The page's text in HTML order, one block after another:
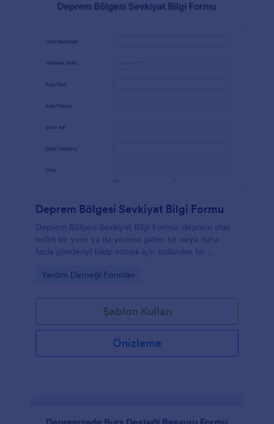
Deprem Bölgesi Sevkiyat Bilgi Formu
Deprem Bölgesi Sevkiyat Bilgi Formu, deprem olan
belirli bir yere ya da yerlere giden bir veya daha
fazla gönderiyi takip etmek için kullanılan bir
Go to Category:
Yardım Derneği Formları
Şablon Kullan
Önizleme